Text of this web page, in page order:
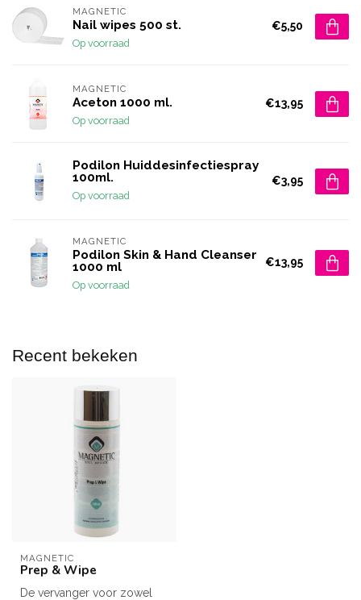
MAGNETIC
Nail wipes 500 st.
Op voorraad
€5,50
MAGNETIC
Aceton 1000 ml.
Op voorraad
€13,95
Podilon Huiddesinfectiespray
100ml.
Op voorraad
€3,95
MAGNETIC
Podilon Skin & Hand Cleanser
1000 ml
Op voorraad
€13,95
Recent bekeken
MAGNETIC
Prep & Wipe
De vervanger voor zowel